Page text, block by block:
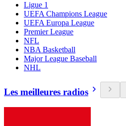
Ligue 1
UEFA Champions League
UEFA Europa League
Premier League
NFL
NBA Basketball
Major League Baseball
NHL
Les meilleures radios